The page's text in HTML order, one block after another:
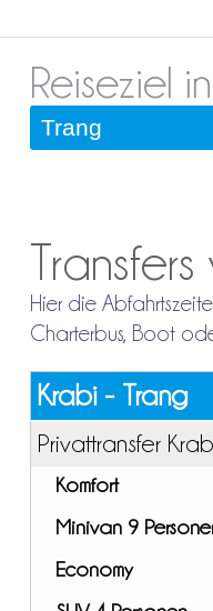
Reiseziel
Hier die
Charterbus, Boot
Krabi - Trang
Privattransfer
Komfort
Minivan 9
Economy